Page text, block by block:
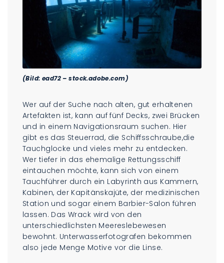
(Bild: ead72 – stock.adobe.com)
Wer auf der Suche nach alten, gut erhaltenen
Artefakten ist, kann auf fünf Decks, zwei Brücken
und in einem Navigationsraum suchen. Hier
gibt es das Steuerrad, die Schiffsschraube,die
Tauchglocke und vieles mehr zu entdecken.
Wer tiefer in das ehemalige Rettungsschiff
eintauchen möchte, kann sich von einem
Tauchführer durch ein Labyrinth aus Kammern,
Kabinen, der Kapitänskajüte, der medizinischen
Station und sogar einem Barbier-Salon führen
lassen. Das Wrack wird von den
unterschiedlichsten Meereslebewesen
bewohnt. Unterwasserfotografen bekommen
also jede Menge Motive vor die Linse.